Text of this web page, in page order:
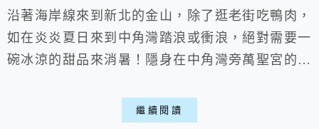
沿著海岸線來到新北的金山，除了逛老街吃鴨肉，
如在炎炎夏日來到中角灣踏浪或衝浪，絕對需要一
碗冰涼的甜品來消暑！隱身在中角灣旁萬聖宮的這
版甜品店。別看它店面小巧低調，這裡主打純手工
製作的綿軟豆花與滑嫩仙草凍，不論冬冷夏熱，都
繼續閱讀